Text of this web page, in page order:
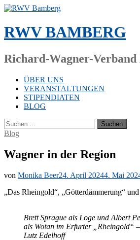
Zum
springen
RWV BAMBERG
Richard-Wagner-Verband
ÜBER UNS
VERANSTALTUNGEN
STIPENDIATEN
BLOG
Suchen
nach:
Blog
Wagner in der Region
von Monika Beer24. April 20244. Mai
„Das Rhein­gold“, „Göt­ter­däm­me­rung“
Brett Spra­gue als Loge und Al­bert
als Wo­tan im Er­fur­ter „Rhein­gold“
Lutz Edelhoff